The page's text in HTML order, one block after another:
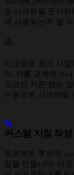
든 시크릿을 문서
에 사용되는지 알
시크릿은 포크 시점
다. 키를 교체하거
포크된 기존 앱은
수동으로 시크릿을
커스텀 지침 작성
프로젝트 루트의
일을 만듭니다. 이